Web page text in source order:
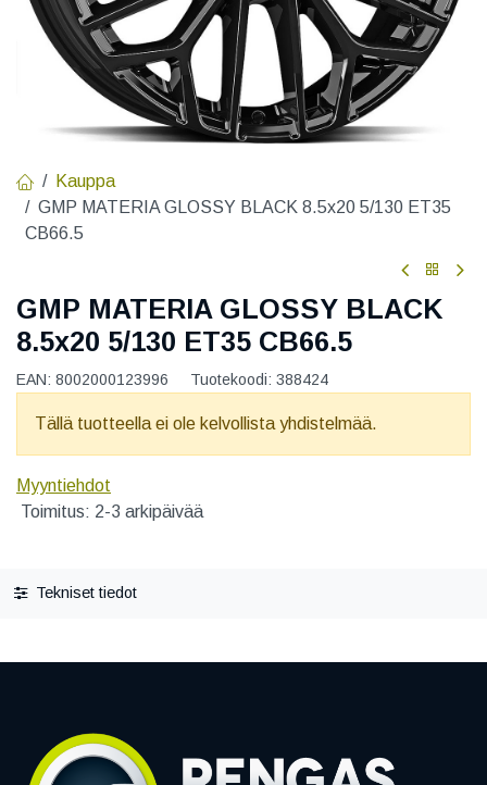
Kauppa
GMP MATERIA GLOSSY BLACK 8.5x20 5/130 ET35
CB66.5
GMP MATERIA GLOSSY BLACK
8.5x20 5/130 ET35 CB66.5
EAN: 8002000123996 Tuotekoodi: 388424
Tällä tuotteella ei ole kelvollista yhdistelmää.
Myyntiehdot
Toimitus: 2-3 arkipäivää
Tekniset tiedot